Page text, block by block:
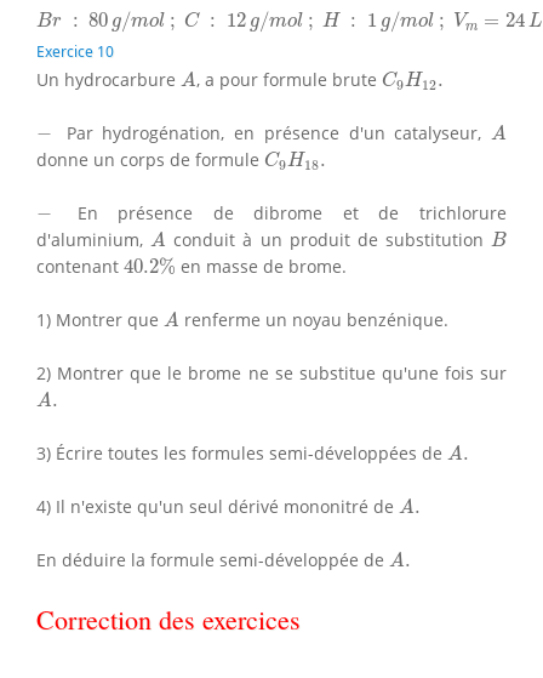
Br : 80 g/mol ; C : 12 g/mol ; H : 1 g/mol ; Vm = 24 L
Br 80g /mo ; C :12 g/m ol; H 1g / m ol ; V m = 24 mo
Exercice 10
Un hydrocarbure A
A, a pour formule brute C9H12.
C9 H
−
− Par hydrogénation, en présence d'un catalyseur, A
A
donne un corps de formule C9H18.
C9 H
−
−
En présence de dibrome et de trichlorure
d'aluminium,A
A conduit à un produit de substitution B
B
contenant 40.2%
40.2% en masse de brome.
1) Montrer que A
A renferme un noyau benzénique.
2) Montrer que le brome ne se substitue qu'une fois sur
A.
A
3) Écrire toutes les formules semi-développées de A.
A
4) Il n'existe qu'un seul dérivé mononitré de A.
A
En déduire la formule semi-développée de A.
A
Correction des exercices